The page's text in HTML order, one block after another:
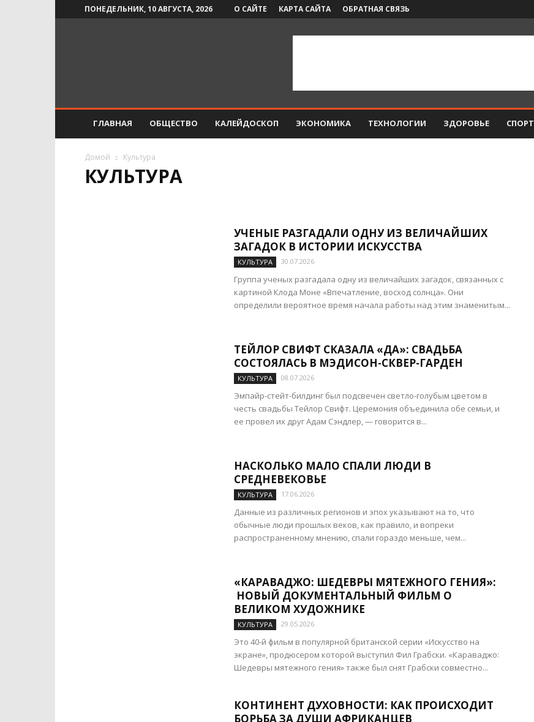
ПОНЕДЕЛЬНИК, 10 АВГУСТА, 2026 О САЙТЕ КАРТА САЙТА ОБРАТНАЯ СВЯЗЬ
ГЛАВНАЯ ОБЩЕСТВО КАЛЕЙДОСКОП ЭКОНОМИКА ТЕХНОЛОГИИ ЗДОРОВЬЕ СПОРТ
Домой Культура
КУЛЬТУРА
УЧЕНЫЕ РАЗГАДАЛИ ОДНУ ИЗ ВЕЛИЧАЙШИХ
ЗАГАДОК В ИСТОРИИ ИСКУССТВА
КУЛЬТУРА 30.07.2026
Группа ученых разгадала одну из величайших загадок, связанных с
картиной Клода Моне «Впечатление, восход солнца». Они
определили вероятное время начала работы над этим знаменитым...
ТЕЙЛОР СВИФТ СКАЗАЛА «ДА»: СВАДЬБА
СОСТОЯЛАСЬ В МЭДИСОН-СКВЕР-ГАРДЕН
КУЛЬТУРА 08.07.2026
Эмпайр-стейт-билдинг был подсвечен светло-голубым цветом в
честь свадьбы Тейлор Свифт. Церемония объединила обе семьи, и
ее провел их друг Адам Сэндлер, — говорится в...
НАСКОЛЬКО МАЛО СПАЛИ ЛЮДИ В
СРЕДНЕВЕКОВЬЕ
КУЛЬТУРА 17.06.2026
Данные из различных регионов и эпох указывают на то, что
обычные люди прошлых веков, как правило, и вопреки
распространенному мнению, спали гораздо меньше, чем...
«КАРАВАДЖО: ШЕДЕВРЫ МЯТЕЖНОГО ГЕНИЯ»:
НОВЫЙ ДОКУМЕНТАЛЬНЫЙ ФИЛЬМ О
ВЕЛИКОМ ХУДОЖНИКЕ
КУЛЬТУРА 29.05.2026
Это 40-й фильм в популярной британской серии «Искусство на
экране», продюсером которой выступил Фил Грабски. «Караваджо:
Шедевры мятежного гения» также был снят Грабски совместно...
КОНТИНЕНТ ДУХОВНОСТИ: КАК ПРОИСХОДИТ
БОРЬБА ЗА ДУШИ АФРИКАНЦЕВ